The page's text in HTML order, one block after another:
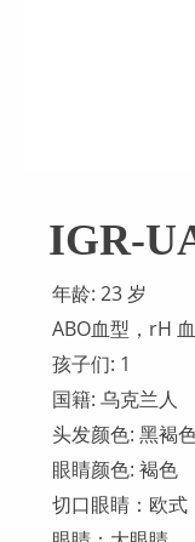
IGR-
年龄: 23 岁
ABO血型，rH
孩子们: 1
国籍: 乌克兰人
头发颜色: 黑褐
眼睛颜色: 褐色
切口眼睛：欧式